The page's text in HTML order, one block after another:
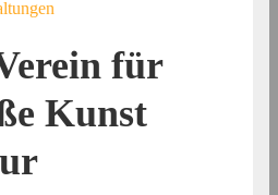
für
Kunst